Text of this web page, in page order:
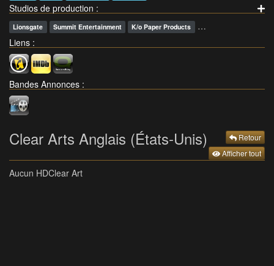
Studios de production :
Lionsgate Summit Entertainment K/o Paper Products
…
Liens :
Bandes Annonces :
Clear Arts Anglais (États-Unis)
Retour
Afficher tout
Aucun HDClear Art